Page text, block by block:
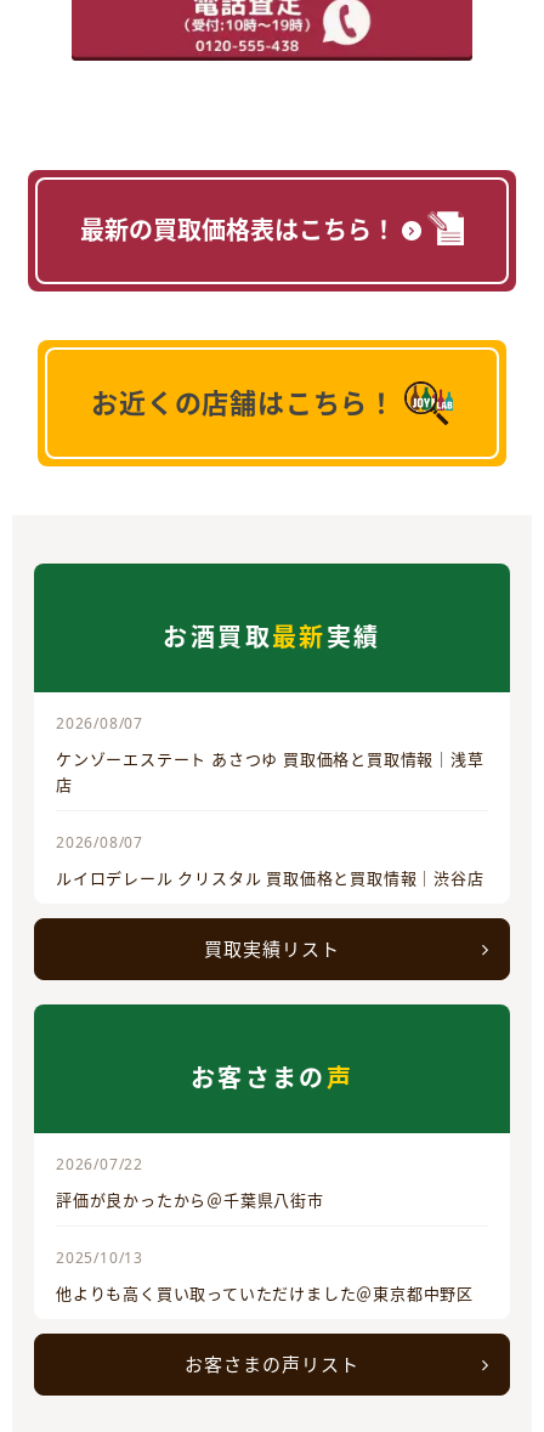
最新の買取価格表はこちら！
お近くの店舗はこちら！
お酒買取最新実績
2026/08/07
ケンゾーエステート あさつゆ 買取価格と買取情報｜浅草
店
2026/08/07
ルイロデレール クリスタル 買取価格と買取情報｜渋谷店
買取実績リスト
お客さまの声
2026/07/22
評価が良かったから＠千葉県八街市
2025/10/13
他よりも高く買い取っていただけました＠東京都中野区
お客さまの声リスト